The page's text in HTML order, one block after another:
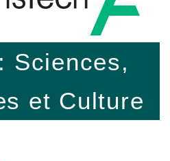
Sciences,
et Culture